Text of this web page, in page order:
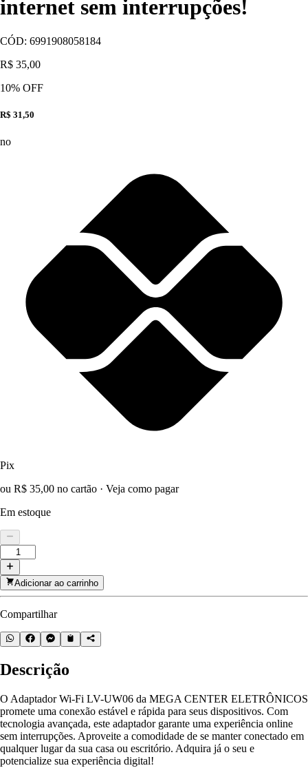
internet sem interrupções!
CÓD: 6991908058184
R$ 35,00
10% OFF
R$ 31,50
no
Pix
ou R$ 35,00 no cartão · Veja como pagar
Em estoque
Adicionar ao carrinho
Compartilhar
Descrição
O Adaptador Wi-Fi LV-UW06 da MEGA CENTER ELETRÔNICOS
promete uma conexão estável e rápida para seus dispositivos. Com
tecnologia avançada, este adaptador garante uma experiência online
sem interrupções. Aproveite a comodidade de se manter conectado em
qualquer lugar da sua casa ou escritório. Adquira já o seu e
potencialize sua experiência digital!